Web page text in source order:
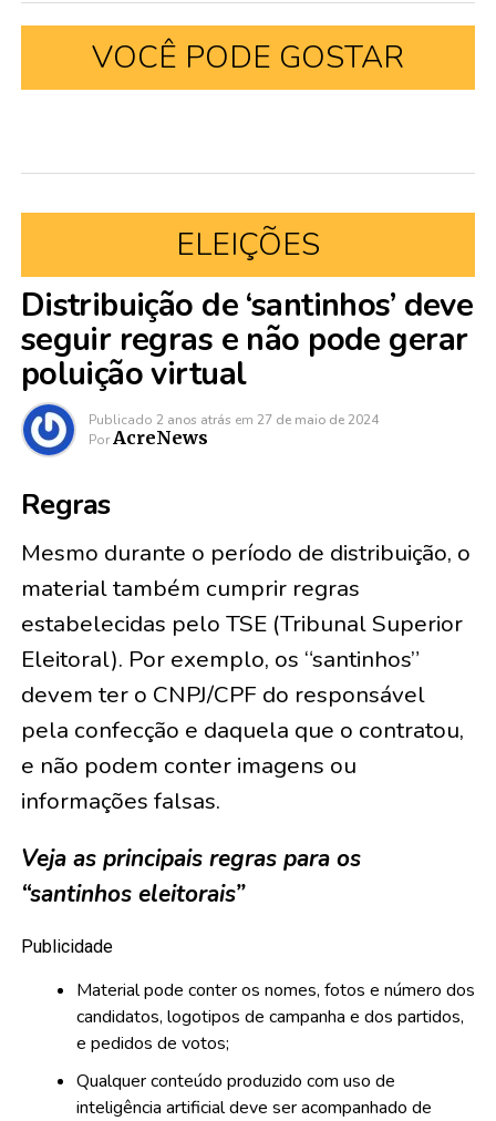
VOCÊ PODE GOSTAR
ELEIÇÕES
Distribuição de ‘santinhos’ deve
seguir regras e não pode gerar
poluição virtual
Publicado 2 anos atrás em 27 de maio de 2024
Por AcreNews
Regras
Mesmo durante o período de distribuição, o
material também cumprir regras
estabelecidas pelo TSE (Tribunal Superior
Eleitoral). Por exemplo, os “santinhos”
devem ter o CNPJ/CPF do responsável
pela confecção e daquela que o contratou,
e não podem conter imagens ou
informações falsas.
Veja as principais regras para os
“santinhos eleitorais”
Publicidade
Material pode conter os nomes, fotos e número dos
candidatos, logotipos de campanha e dos partidos,
e pedidos de votos;
Qualquer conteúdo produzido com uso de
inteligência artificial deve ser acompanhado de